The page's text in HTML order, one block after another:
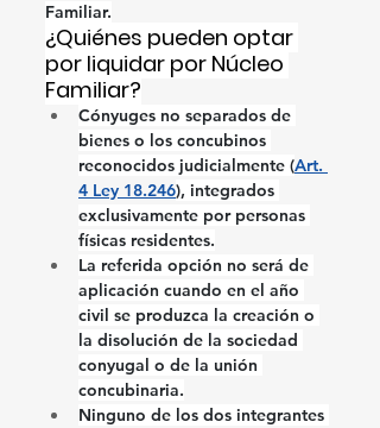
Familiar.
¿Quiénes pueden optar
por liquidar por Núcleo
Familiar?
Cónyuges no separados de
bienes o los concubinos
reconocidos judicialmente (Art.
4 Ley 18.246), integrados
exclusivamente por personas
físicas residentes.
La referida opción no será de
aplicación cuando en el año
civil se produzca la creación o
la disolución de la sociedad
conyugal o de la unión
concubinaria.
Ninguno de los dos integrantes